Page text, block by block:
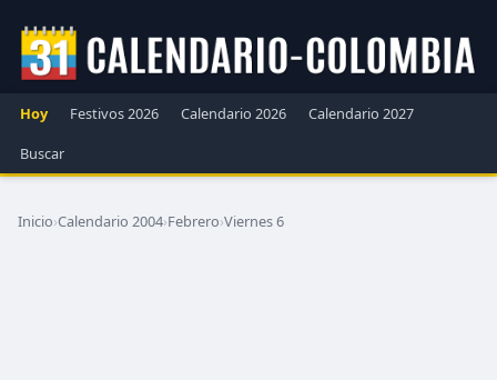
Hoy Festivos 2026 Calendario 2026
Calendario 2027
Buscar
Inicio›Calendario 2004›Febrero›Viernes 6